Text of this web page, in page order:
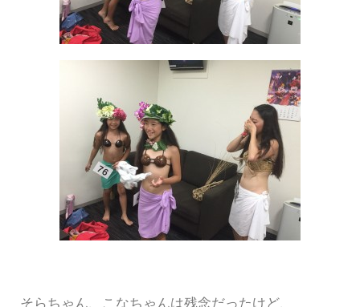
そらちゃん、こなちゃんは残念だったけど、